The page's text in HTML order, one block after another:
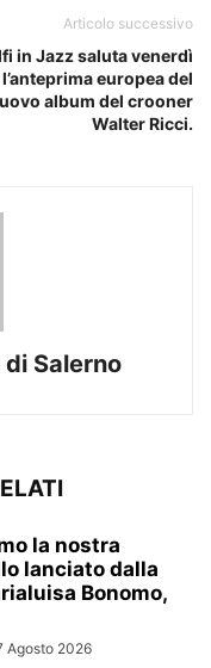
Articolo successivo
in Jazz saluta venerdì
europea del
album del crooner
Walter Ricci.
Salerno
la nostra
lanciato dalla
Bonomo,
Agosto 2026